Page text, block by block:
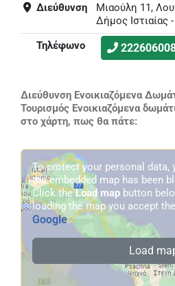
Διεύθυνση
Μιαούλη 11,
Δήμος Ιστιαίας
Τηλέφωνο
Διεύθυνση Ενοικιαζόμενα
Τουρισμός Ενοικιαζόμενα
στο χάρτη, πως θα πάτε:
To protect your personal data,
the embedded map has been
Click theLoad map button
loading the map you accept
Google.
Load